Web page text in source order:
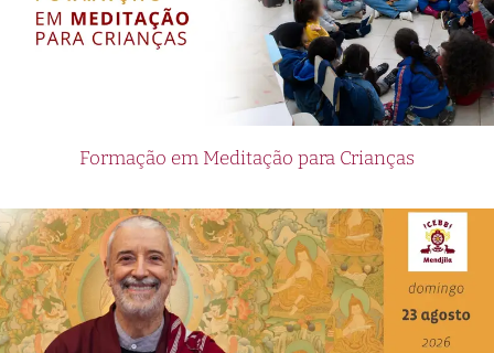
Formação em Meditação para Crianças